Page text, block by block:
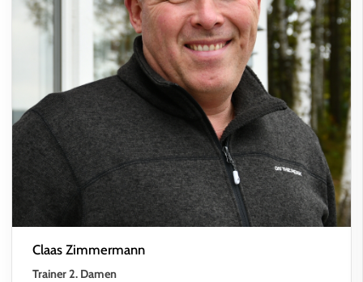
Claas Zimmermann
Trainer 2. Damen